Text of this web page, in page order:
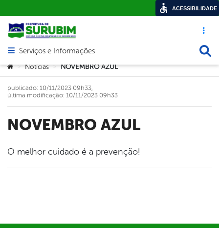
Acesso
Abrir menu principal de navegação
Serviços e Informações
Você está aqui:
> Notícias > NOVEMBRO AZUL
NOVEMBRO AZUL
publicado: 10/11/2023 09h33,
última modificação: 10/11/2023 09h33
O melhor cuidado é a prevenção!
ACESSIBILIDADE